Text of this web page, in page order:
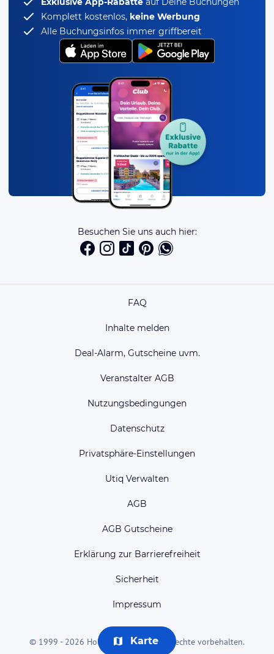
Karte
Komplett kostenlos, keine Werbung
Alle Buchungsinfos immer griffbereit
Besuchen Sie uns auch hier:
FAQ
Inhalte melden
Deal-Alarm, Gutscheine uvm.
Veranstalter AGB
Nutzungsbedingungen
Datenschutz
Privatsphäre-Einstellungen
Utiq Verwalten
AGB
AGB Gutscheine
Erklärung zur Barrierefreiheit
Sicherheit
Impressum
© 1999 - 2026 HolidayCheck AG. Alle Rechte vorbehalten.